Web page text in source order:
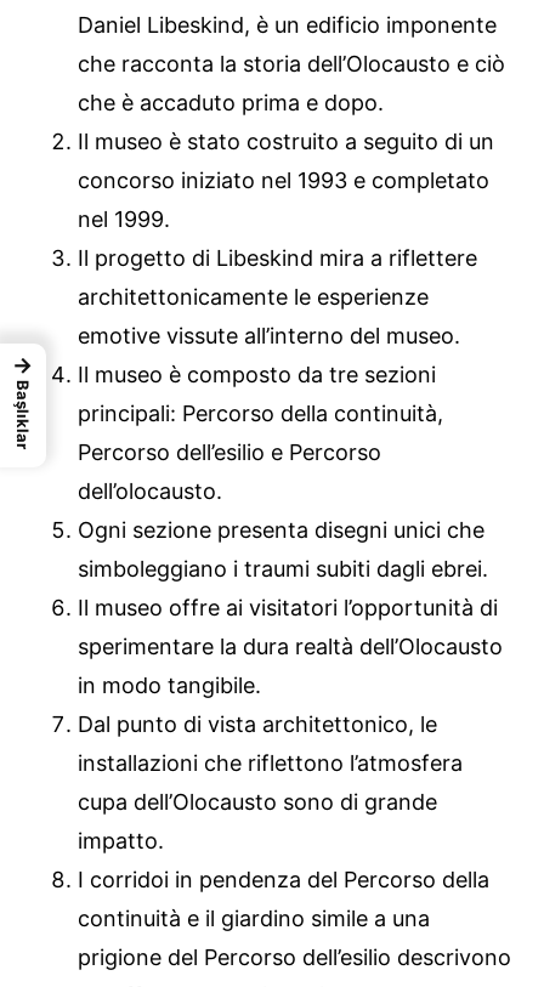
Daniel Libeskind, è un edificio imponente
che racconta la storia dell’Olocausto e ciò
che è accaduto prima e dopo.
Il museo è stato costruito a seguito di un
concorso iniziato nel 1993 e completato
nel 1999.
Il progetto di Libeskind mira a riflettere
architettonicamente le esperienze
emotive vissute all’interno del museo.
Il museo è composto da tre sezioni
principali: Percorso della continuità,
Percorso dell’esilio e Percorso
dell’olocausto.
Ogni sezione presenta disegni unici che
simboleggiano i traumi subiti dagli ebrei.
Il museo offre ai visitatori l’opportunità di
sperimentare la dura realtà dell’Olocausto
in modo tangibile.
Dal punto di vista architettonico, le
installazioni che riflettono l’atmosfera
cupa dell’Olocausto sono di grande
impatto.
I corridoi in pendenza del Percorso della
continuità e il giardino simile a una
prigione del Percorso dell’esilio descrivono
→
Başlıklar